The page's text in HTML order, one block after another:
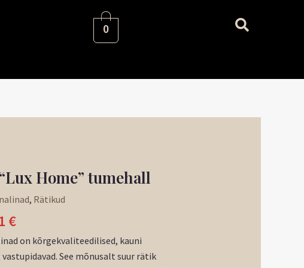
0
Home” tumehall
, Rätikud
€.
€
Praegune
on:
17,91 €.
on kõrgekvaliteedilised, kauni
See mõnusalt suur rätik